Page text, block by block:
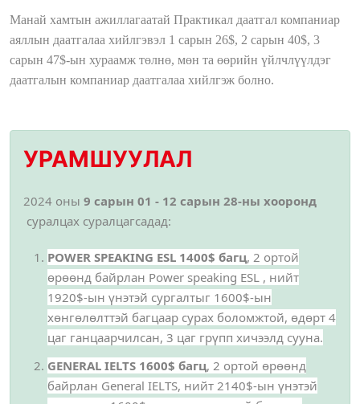
Манай хамтын ажиллагаатай Практикал даатгал компаниар
аяллын даатгалаа хийлгэвэл 1 сарын 26$, 2 сарын 40$, 3
сарын 47$-ын хураамж төлнө, мөн та өөрийн үйлчлүүлдэг
даатгалын компаниар даатгалаа хийлгэж болно.
УРАМШУУЛАЛ
2024 оны 9 сарын 01 - 12 сарын 28-ны хооронд
суралцах суралцагсадад:
POWER SPEAKING ESL 1400$ багц, 2 ортой
өрөөнд байрлан Power speaking ESL , нийт
1920$-ын үнэтэй сургалтыг 1600$-ын
хөнгөлөлттэй багцаар сурах боломжтой, өдөрт 4
цаг ганцаарчилсан, 3 цаг грүпп хичээлд сууна.
GENERAL IELTS 1600$ багц, 2 ортой өрөөнд
байрлан General IELTS, нийт 2140$-ын үнэтэй